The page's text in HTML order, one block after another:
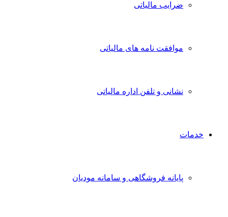
ضرایب مالیاتی
موافقت نامه های مالیاتی
نشانی و تلفن اداره مالیاتی
خدمات
پایانه فروشگاهی و سامانه مودیان